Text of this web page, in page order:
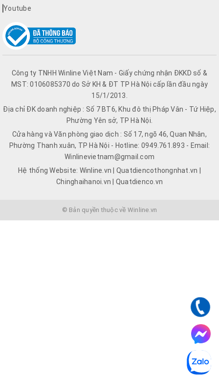
Youtube
Công ty TNHH Winline Việt Nam - Giấy chứng nhận ĐKKD số &
MST: 0106085370 do Sở KH & ĐT TP Hà Nội cấp lần đầu ngày
15/1/2013.
Địa chỉ ĐK doanh nghiệp : Số 7 BT6, Khu đô thị Pháp Vân - Tứ Hiệp,
Phường Yên sở, TP Hà Nội.
Cửa hàng và Văn phòng giao dịch : Số 17, ngõ 46, Quan Nhân,
Phường Thanh xuân, TP Hà Nội - Hotline: 0949.761.893 - Email:
Winlinevietnam@gmail.com
Hệ thống Website: Winline.vn | Quatdiencothongnhat.vn |
Chinghaihanoi.vn | Quatdienco.vn
© Bản quyền thuộc về Winline.vn